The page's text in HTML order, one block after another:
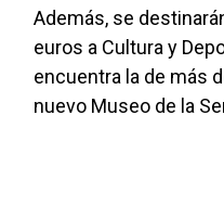
Además, se
euros a Cultura y
encuentra la de más
nuevo Museo de la